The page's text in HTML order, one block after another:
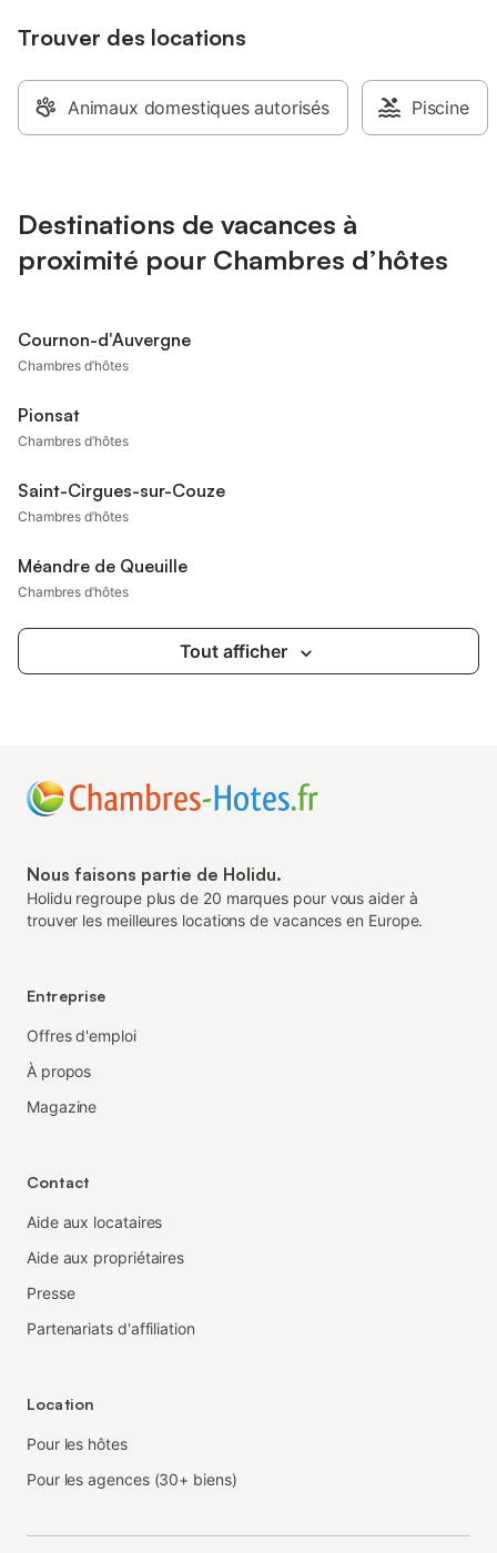
Trouver des locations
Animaux domestiques autorisés Piscine
Destinations de vacances à
proximité pour Chambres d’hôtes
Cournon-d'Auvergne
Chambres d’hôtes
Pionsat
Chambres d’hôtes
Saint-Cirgues-sur-Couze
Chambres d’hôtes
Méandre de Queuille
Chambres d’hôtes
Tout afficher
Nous faisons partie de Holidu.
Holidu regroupe plus de 20 marques pour vous aider à
trouver les meilleures locations de vacances en Europe.
Entreprise
Offres d'emploi
À propos
Magazine
Contact
Aide aux locataires
Aide aux propriétaires
Presse
Partenariats d'affiliation
Location
Pour les hôtes
Pour les agences (30+ biens)